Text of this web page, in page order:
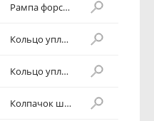
Рампа форсунок М 7.9.7 в сборе
Кольцо уплотнительное
Кольцо уплотнительное
Колпачок штуцера диагностики